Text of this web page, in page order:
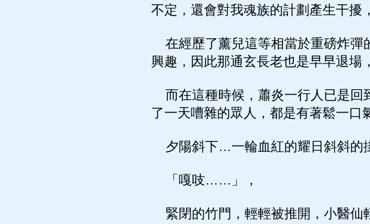
不定，還會對我魂族的計劃產生干
在經歷了薰兒這等相當於重磅炸彈
興趣，因此那通玄長老也是早早退
而在這種時候，蕭炎一行人已是回
了一天嘈雜的眾人，都是有著鬆一口
夕陽斜下…一輪血紅的耀日斜斜的
「嘎吱……」，
緊閉的竹門，輕輕被推開，小醫仙